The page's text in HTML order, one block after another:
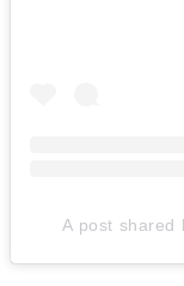
A post shared